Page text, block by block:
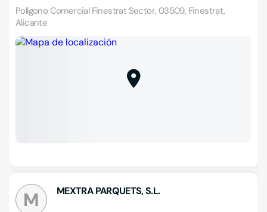
Polígono Comercial Finestrat Sector, 03509, Finestrat,
Alicante
M MEXTRA PARQUETS, S.L.